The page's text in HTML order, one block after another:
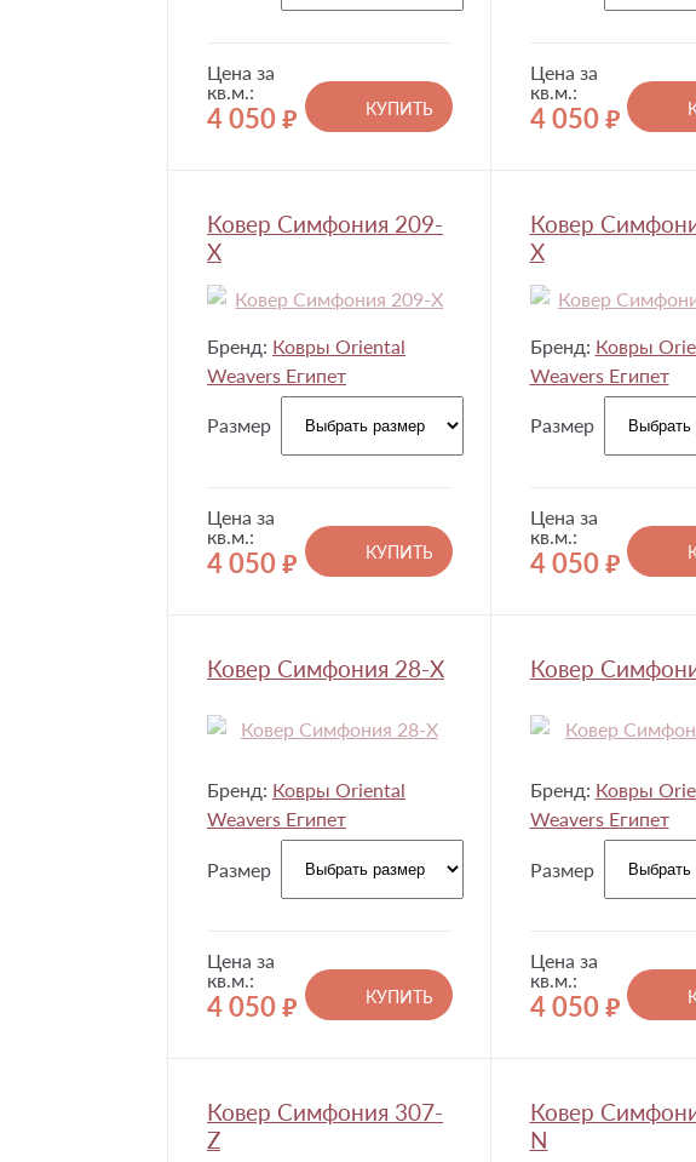
Цена за
кв.м.:
4 050 руб.
КУПИТЬ
Цена за
кв.м.:
4 050 руб.
Ковер Симфония 209-
X
Бренд: Ковры Oriental
Weavers Египет
Размер
Цена за
кв.м.:
4 050 руб.
КУПИТЬ
Ковер
X
Бренд: Ковры
Weavers Египет
Размер
Цена за
кв.м.:
4 050 руб.
Ковер Симфония 28-X
Бренд: Ковры Oriental
Weavers Египет
Размер
Цена за
кв.м.:
4 050 руб.
КУПИТЬ
Ковер
Бренд: Ковры
Weavers Египет
Размер
Цена за
кв.м.:
4 050 руб.
Ковер Симфония 307-
Z
Ковер
N